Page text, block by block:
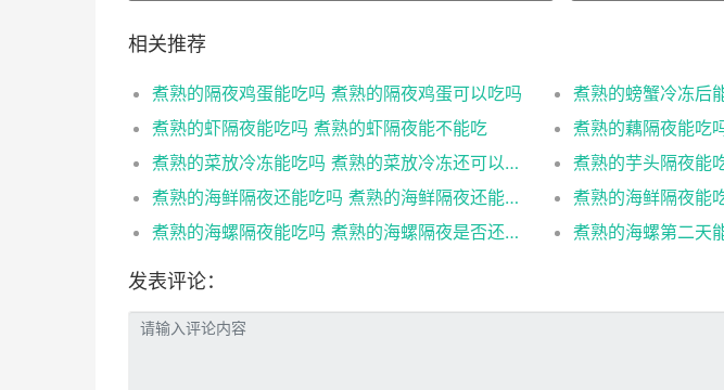
相关推荐
煮熟的隔夜鸡蛋能吃吗 煮熟的隔夜鸡蛋可以吃吗
煮熟的虾隔夜能吃吗 煮熟的虾隔夜能不能吃
煮熟的藕隔夜能吃
煮熟的菜放冷冻能吃吗 煮熟的菜放冷冻还可以食用吗
煮熟的芋头隔夜能
煮熟的海鲜隔夜还能吃吗 煮熟的海鲜隔夜还能不能吃
煮熟的海鲜隔夜能
煮熟的海螺隔夜能吃吗 煮熟的海螺隔夜是否还能吃
发表评论：